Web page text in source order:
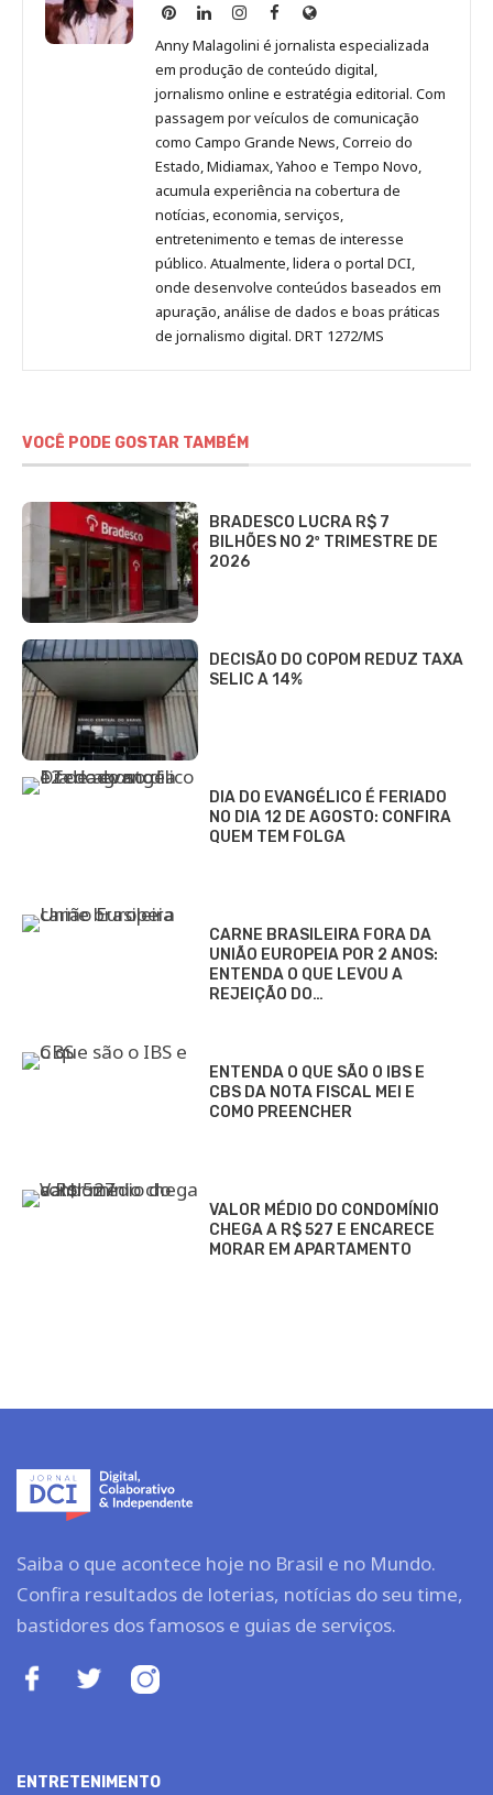
Anny
Malagolini
no
Pinterest
Anny
Malagolini
no
LinkedIn
Anny
Malagolini
no
Instagram
Anny
Malagolini
no
Facebook
Site
de
Anny
Malagolini
Anny Malagolini é jornalista especializada
em produção de conteúdo digital,
jornalismo online e estratégia editorial. Com
passagem por veículos de comunicação
como Campo Grande News, Correio do
Estado, Midiamax, Yahoo e Tempo Novo,
acumula experiência na cobertura de
notícias, economia, serviços,
entretenimento e temas de interesse
público. Atualmente, lidera o portal DCI,
onde desenvolve conteúdos baseados em
apuração, análise de dados e boas práticas
de jornalismo digital. DRT 1272/MS
VOCÊ PODE GOSTAR TAMBÉM
BRADESCO LUCRA R$ 7
BILHÕES NO 2º TRIMESTRE DE
2026
DECISÃO DO COPOM REDUZ TAXA
SELIC A 14%
DIA DO EVANGÉLICO É FERIADO
NO DIA 12 DE AGOSTO: CONFIRA
QUEM TEM FOLGA
CARNE BRASILEIRA FORA DA
UNIÃO EUROPEIA POR 2 ANOS:
ENTENDA O QUE LEVOU A
REJEIÇÃO DO…
ENTENDA O QUE SÃO O IBS E
CBS DA NOTA FISCAL MEI E
COMO PREENCHER
VALOR MÉDIO DO CONDOMÍNIO
CHEGA A R$ 527 E ENCARECE
MORAR EM APARTAMENTO
Saiba o que acontece hoje no Brasil e no Mundo.
Confira resultados de loterias, notícias do seu time,
bastidores dos famosos e guias de serviços.
ENTRETENIMENTO